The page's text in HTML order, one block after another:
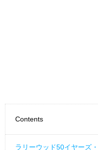
Contents
ラリーウッド50イヤーズ